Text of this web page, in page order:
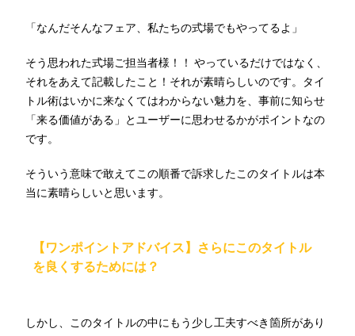
「なんだそんなフェア、私たちの式場でもやってるよ」
そう思われた式場ご担当者様！！ やっているだけではなく、
それをあえて記載したこと！それが素晴らしいのです。タイ
トル術はいかに来なくてはわからない魅力を、事前に知らせ
「来る価値がある」とユーザーに思わせるかがポイントなの
です。
そういう意味で敢えてこの順番で訴求したこのタイトルは本
当に素晴らしいと思います。
【ワンポイントアドバイス】さらにこのタイトル
を良くするためには？
しかし、このタイトルの中にもう少し工夫すべき箇所があり